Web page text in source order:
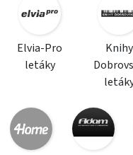
Elvia-Pro
letáky
Knihy